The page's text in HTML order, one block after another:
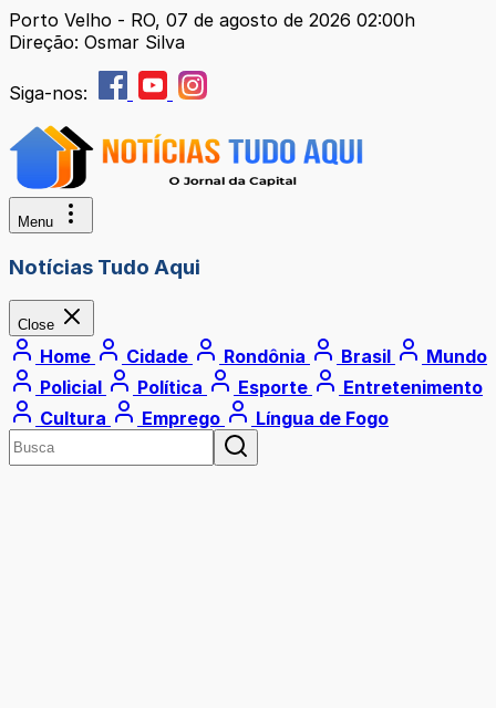
Porto Velho - RO, 07 de agosto de 2026 02:00h
Direção: Osmar Silva
Siga-nos:
Menu
Notícias Tudo Aqui
Close
Home Cidade Rondônia Brasil
Mundo
Policial
Política Esporte
Entretenimento
Cultura
Emprego Língua de Fogo